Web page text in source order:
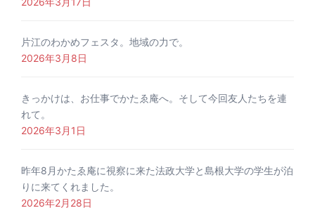
片江のわかめフェスタ。地域の力で。
2026年3月8日
きっかけは、お仕事でかたゑ庵へ。そして今回友人たちを連
れて。
2026年3月1日
昨年8月かたゑ庵に視察に来た法政大学と島根大学の学生が泊
りに来てくれました。
2026年2月28日